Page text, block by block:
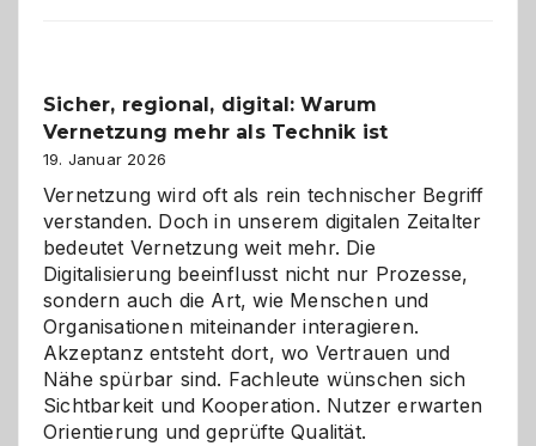
ein
dreifaches
Alaaf!
Sicher, regional, digital: Warum
Vernetzung mehr als Technik ist
19. Januar 2026
Vernetzung wird oft als rein technischer Begriff
verstanden. Doch in unserem digitalen Zeitalter
bedeutet Vernetzung weit mehr. Die
Digitalisierung beeinflusst nicht nur Prozesse,
sondern auch die Art, wie Menschen und
Organisationen miteinander interagieren.
Akzeptanz entsteht dort, wo Vertrauen und
Nähe spürbar sind. Fachleute wünschen sich
Sichtbarkeit und Kooperation. Nutzer erwarten
Orientierung und geprüfte Qualität.